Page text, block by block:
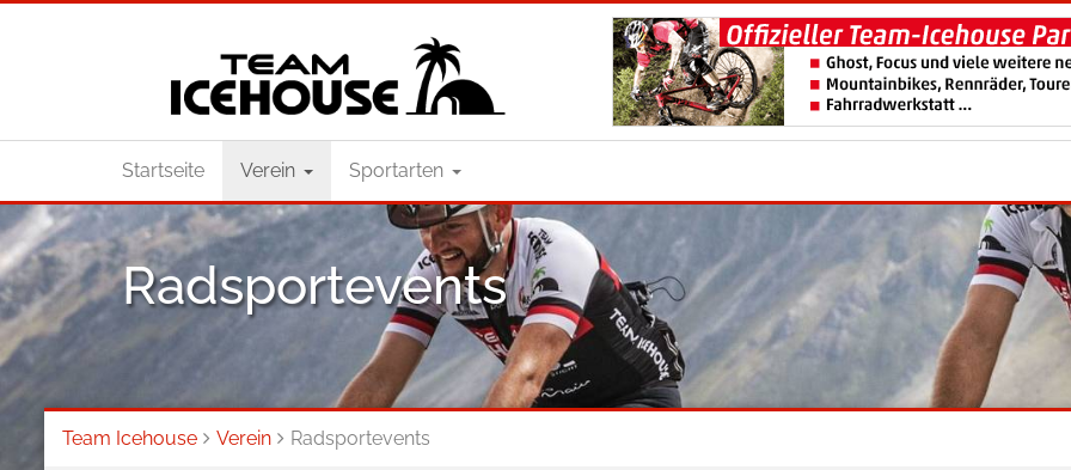
Startseite Verein Sportarten
Radsportevents
Team Icehouse Verein Radsportevents